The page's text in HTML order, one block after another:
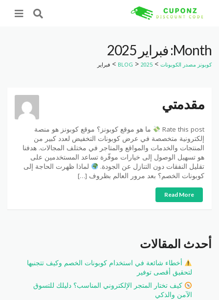
Month: فبراير 2025
كوبونز مصدر الكوبونات >
BLOG > 2025
> فبراير
مقدمتي
Rate this post
ما هو موقع كوبونز؟ موقع كوبونز هو منصة
إلكترونية متخصصة في عرض كوبونات التخفيض لعدد كبير من
المنتجات والخدمات والمواقع والمتاجر في مختلف المجالات. هدفنا
هو تسهيل الوصول إلى خيارات موفّرة تساعد المستخدمين على
تقليل النفقات دون التنازل عن الجودة.
لماذا ظهرت الحاجة إلى
كوبونات الخصم؟ بعد مرور العالم بظروف […]
Read More
أحدث المقالات
أخطاء شائعة في استخدام كوبونات الخصم وكيف تتجنبها
لتحقيق أقصى توفير
كيف تختار المتجر الإلكتروني المناسب؟ دليلك للتسوق
الآمن والذكي